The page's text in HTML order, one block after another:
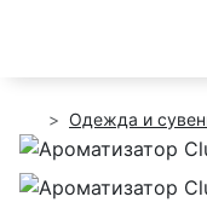
Одежда и